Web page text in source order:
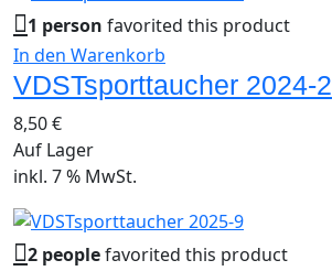
1 person favorited this product
In den Warenkorb
VDSTsporttaucher 2024-2
8,50€
Auf Lager
inkl. 7 % MwSt.
2 peoplefavorited this product